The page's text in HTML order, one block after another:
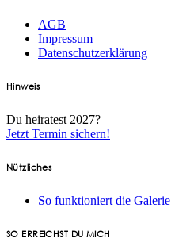
AGB
Impressum
Datenschutzerklärung
Hinweis
Du heiratest 2027?
Jetzt Termin sichern!
Nützliches
So funktioniert die Galerie
SO ERREICHST DU MICH